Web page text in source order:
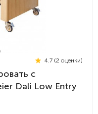
4.7 (2 оценки)
с
Dali Low Entry